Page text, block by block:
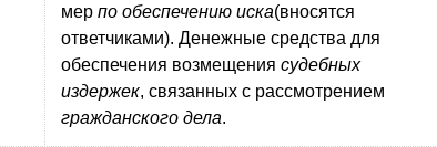
мерпо обеспечению иска(вносятся
ответчиками). Денежные средства для
обеспечения возмещениясудебных
издержек, связанных с рассмотрением
гражданского дела.